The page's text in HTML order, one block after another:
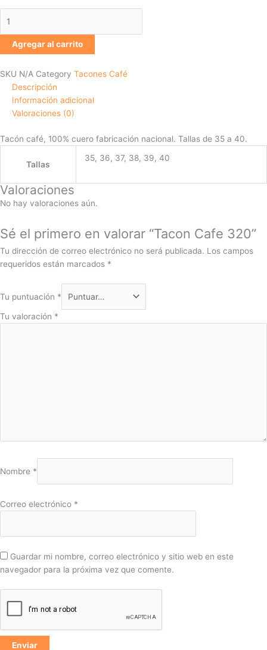
Agregar al carrito
SKU N/A Category Tacones Café
Descripción
Información adicional
Valoraciones (0)
Tacón café, 100% cuero fabricación nacional. Tallas de 35 a 40.
Tallas
35, 36, 37, 38, 39, 40
Valoraciones
No hay valoraciones aún.
Sé el primero en valorar “Tacon Cafe 320”
Tu dirección de correo electrónico no será publicada. Los campos
requeridos están marcados *
Tu puntuación *
Tu valoración *
Nombre *
Correo electrónico *
Guardar mi nombre, correo electrónico y sitio web en este
navegador para la próxima vez que comente.